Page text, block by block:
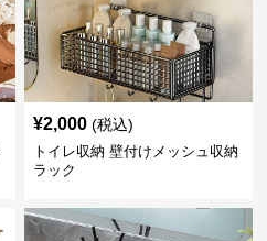
¥2,000 (税込)
トイレ収納 壁付けメッシュ収納
ラック